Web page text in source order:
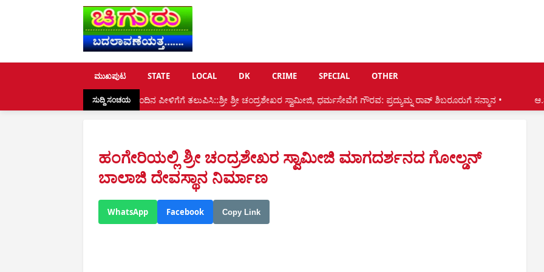
ಮುಖಪುಟ STATE LOCAL DK CRIME SPECIAL OTHER
ಸುದ್ದಿ ಸಂಚಯ
ಮೌಲ್ಯ ಮುಂದಿನ ಪೀಳಿಗೆಗೆ ತಲುಪಿಸಿ::ಶ್ರೀ ಶ್ರೀ ಚಂದ್ರಶೇಖರ ಸ್ವಾಮೀಜಿ, ಧರ್ಮಸೇವೆಗೆ ಗೌರವ: ಪ್ರದ್ಯುಮ್ನ ರಾವ್ ಶಿಬರೂರುಗೆ ಸನ್ಮಾನ • ಆ.8:ಕಟೀಲಿನಲ್ಲಿ
ಹಂಗೇರಿಯಲ್ಲಿ ಶ್ರೀ ಚಂದ್ರಶೇಖರ ಸ್ವಾಮೀಜಿ ಮಾಗದರ್ಶನದ ಗೋಲ್ಡನ್
ಬಾಲಾಜಿ ದೇವಸ್ಥಾನ ನಿರ್ಮಾಣ
WhatsApp Facebook Copy Link